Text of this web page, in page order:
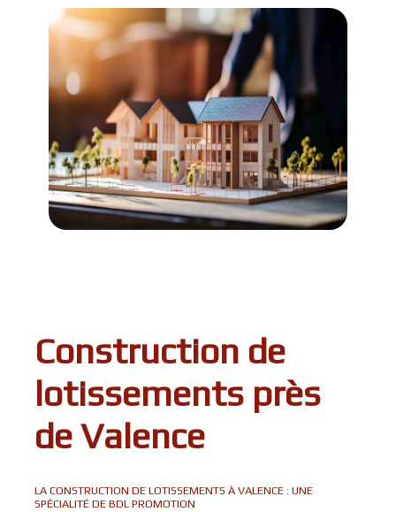
Construction de
lotissements près
de Valence
LA CONSTRUCTION DE LOTISSEMENTS À VALENCE : UNE
SPÉCIALITÉ DE BDL PROMOTION